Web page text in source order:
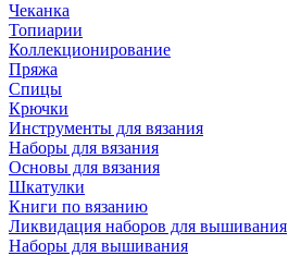
Чеканка
Топиарии
Коллекционирование
Пряжа
Спицы
Крючки
Инструменты для вязания
Наборы для вязания
Основы для вязания
Шкатулки
Книги по вязанию
Ликвидация наборов для вышивания
Наборы для вышивания